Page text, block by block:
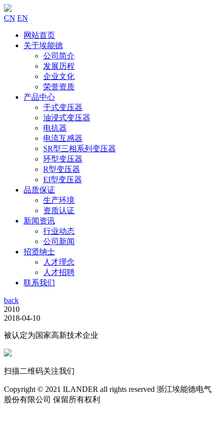
CN EN
网站首页
关于埃能德
公司简介
发展历程
企业文化
荣誉资质
产品中心
干式变压器
油浸式变压器
电抗器
电流互感器
SR型三相系列变压器
环型变压器
R型变压器
EI型变压器
品质保证
生产环境
资质认证
新闻资讯
行业动态
公司新闻
招贤纳士
人才理念
人才招聘
联系我们
back
2010
2018-04-10
被认定为国家高新技术企业
扫描二维码关注我们
Copyright © 2021 ILANDER all rights reserved 浙江埃能德电气
股份有限公司 保留所有权利